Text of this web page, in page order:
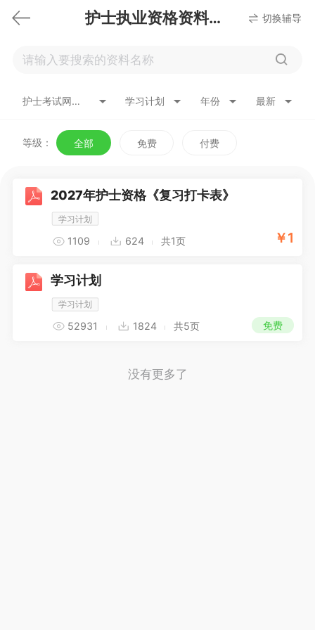
护士执业资格资料下载 切换辅导
护士考试网络课 学习计划 年份 最新
等级： 全部 免费 付费
2027年护士资格《复习打卡表》
学习计划
1109 624 共1页 ￥1
学习计划
学习计划
52931 1824 共5页 免费
没有更多了